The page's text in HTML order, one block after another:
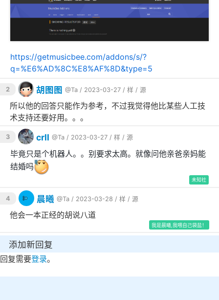
https://getmusicbee.com/addons/s/?
q=%E6%AD%8C%E8%AF%8D&type=5
2 胡图图 @Ta / 2023-03-27 / 样 / 源
所以他的回答只能作为参考，不过我觉得他比某些人工技
术支持还要好用。。。
3 crll @Ta / 2023-03-27 / 样 / 源
毕竟只是个机器人。。别要求太高。就像问他亲爸亲妈能
结婚吗
未知社
4 晨曦 @Ta / 2023-03-28 / 样 / 源
他会一本正经的胡说八道
我是晨曦,我喂自己袋盐！
添加新回复
回复需要登录。